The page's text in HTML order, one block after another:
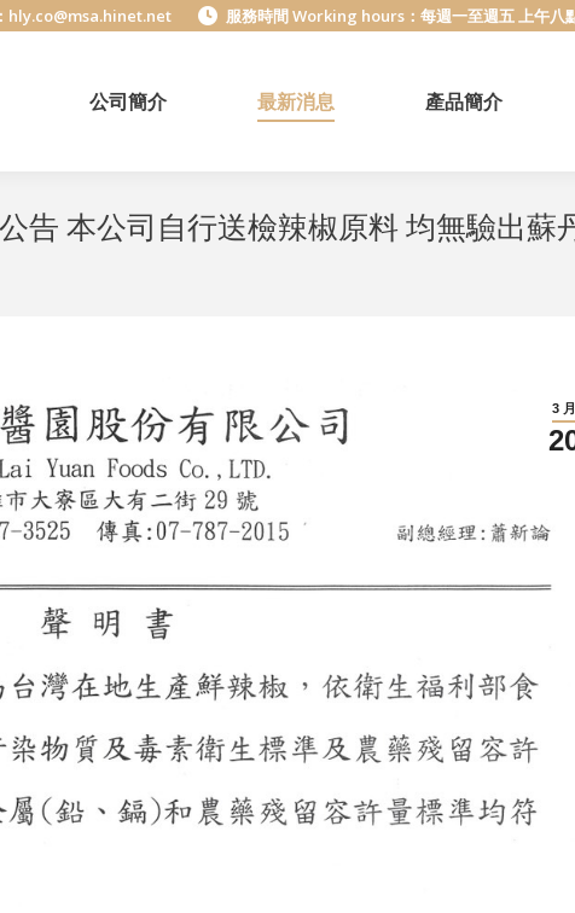
hly.co@msa.hinet.net 服務時間 Working hours：每週一至週五 上午八
公司簡介 最新消息 產品簡介
告 本公司自行送檢辣椒原料 均無驗出蘇
3 月